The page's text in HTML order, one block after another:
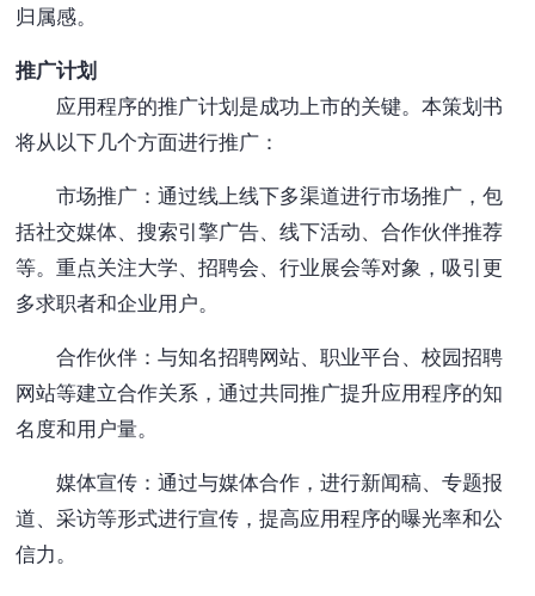
归属感。
推广计划
应用程序的推广计划是成功上市的关键。本策划书
将从以下几个方面进行推广：
市场推广：通过线上线下多渠道进行市场推广，包
括社交媒体、搜索引擎广告、线下活动、合作伙伴推荐
等。重点关注大学、招聘会、行业展会等对象，吸引更
多求职者和企业用户。
合作伙伴：与知名招聘网站、职业平台、校园招聘
网站等建立合作关系，通过共同推广提升应用程序的知
名度和用户量。
媒体宣传：通过与媒体合作，进行新闻稿、专题报
道、采访等形式进行宣传，提高应用程序的曝光率和公
信力。